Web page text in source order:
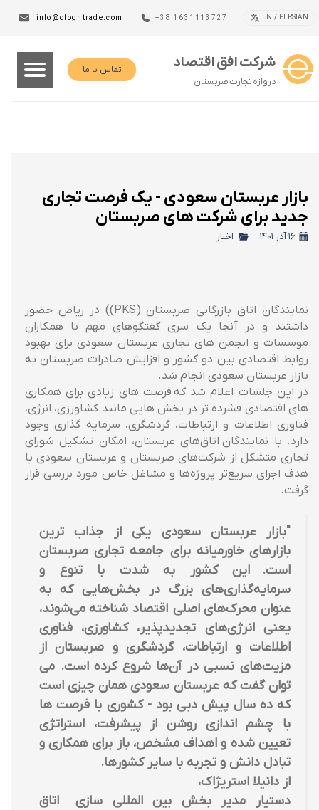
+38 1631113727
info@ofoghtrade.com
شرکت افق اقتصاد
دروازه تجارت صربستان
تماس با ما
EN / PERSIAN
بازار عربستان سعودی - یک فرصت تجاری
جدید برای شرکت های صربستان
۱۶ آذر ۱۴۰۱ اخبار
نمایندگان اتاق بازرگانی صربستان (PKS)) در ریاض حضور
داشتند و در آنجا یک سری گفتگوهای مهم با همکاران
موسسات و انجمن های تجاری عربستان سعودی برای بهبود
روابط اقتصادی بین دو کشور و افزایش صادرات صربستان به
بازار عربستان سعودی انجام شد.
در این جلسات اعلام شد که فرصت های زیادی برای همکاری
های اقتصادی فشرده تر در بخش هایی مانند کشاورزی، انرژی،
فناوری اطلاعات و ارتباطات، گردشگری، سرمایه گذاری وجود
دارد. با نمایندگان اتاق‌های عربستان، امکان تشکیل شورای
تجاری متشکل از شرکت‌های صربستان و عربستان سعودی با
هدف اجرای سریع‌تر پروژه‌ها و مشاغل خاص مورد بررسی قرار
گرفت.
"بازار عربستان سعودی یکی از جذاب ترین
بازارهای خاورمیانه برای جامعه تجاری صربستان
است. این کشور به شدت با تنوع و
سرمایه‌گذاری‌های بزرگ در بخش‌هایی که به
عنوان محرک‌های اصلی اقتصاد شناخته می‌شوند،
یعنی انرژی‌های تجدیدپذیر، کشاورزی، فناوری
اطلاعات و ارتباطات، گردشگری و صربستان از
مزیت‌های نسبی در آن‌ها شروع کرده است. می
توان گفت که عربستان سعودی همان چیزی است
که ده سال پیش دبی بود - کشوری با فرصت ها
با چشم اندازی روشن از پیشرفت، استراتژی
تعیین شده و اهداف مشخص، باز برای همکاری و
تبادل دانش و تجربه با سایر کشورها.
از دانیلا استریژاک،
دستیار مدیر بخش بین المللی سازی اتاق